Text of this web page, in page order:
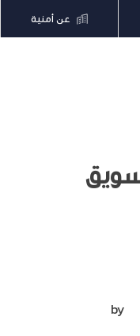
عن أمنية